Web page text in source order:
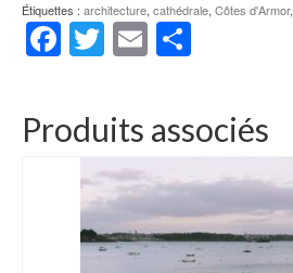
Étiquettes : architecture, cathédrale, Côtes d'Armor,
Facebook
Twitter
Email
Produits associés